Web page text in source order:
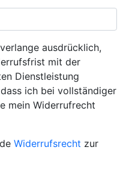
ausdrücklich,
mit der
Dienstleistung
ich bei vollständiger
mein Widerrufrecht
Widerrufsrecht zur